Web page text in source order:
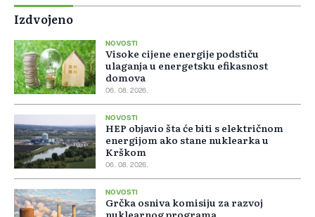
Izdvojeno
NOVOSTI
Visoke cijene energije podstiču
ulaganja u energetsku efikasnost
domova
06. 08. 2026.
NOVOSTI
HEP objavio šta će biti s električnom
energijom ako stane nuklearka u
Krškom
06. 08. 2026.
NOVOSTI
Grčka osniva komisiju za razvoj